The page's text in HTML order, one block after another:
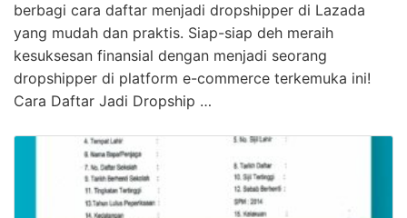
berbagi cara daftar menjadi dropshipper di Lazada
yang mudah dan praktis. Siap-siap deh meraih
kesuksesan finansial dengan menjadi seorang
dropshipper di platform e-commerce terkemuka ini!
Cara Daftar Jadi Dropship …